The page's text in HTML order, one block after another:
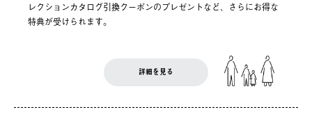
レクションカタログ引換クーポンのプレゼントなど、さらにお得な
特典が受けられます。
詳細を見る